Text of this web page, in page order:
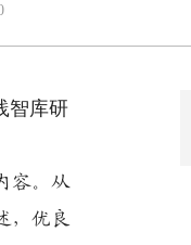
智库研
容。从
，优良